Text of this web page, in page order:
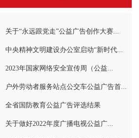
关于“永远跟党走”公益广告创作大赛...
中央精神文明建设办公室启动“新时代...
2023年国家网络安全宣传周（公益...
户外劳动者服务站点公交车公益广告首...
全省国防教育公益广告评选结果
关于做好2022年度广播电视公益广...